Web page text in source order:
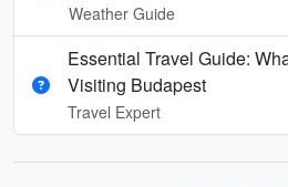
Weather Guide
Essential Travel Guide:
Visiting Budapest
Travel Expert